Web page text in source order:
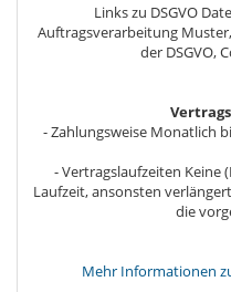
Links zu DSGVO
Auftragsverarbeitung
der DSGVO,
- Zahlungsweise Monatlich
- Vertragslaufzeiten Keine
Laufzeit, ansonsten
die
Mehr Informationen